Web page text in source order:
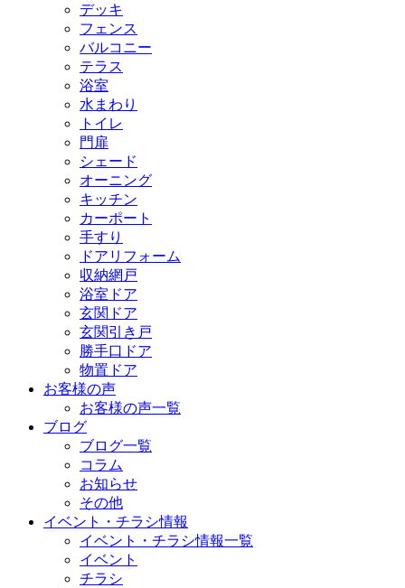
デッキ
フェンス
バルコニー
テラス
浴室
水まわり
トイレ
門扉
シェード
オーニング
キッチン
カーポート
手すり
ドアリフォーム
収納網戸
浴室ドア
玄関ドア
玄関引き戸
勝手口ドア
物置ドア
お客様の声
お客様の声一覧
ブログ
ブログ一覧
コラム
お知らせ
その他
イベント・チラシ情報
イベント・チラシ情報一覧
イベント
チラシ